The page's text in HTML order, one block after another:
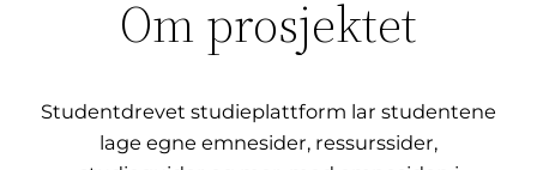
Om prosjektet
Studentdrevet studieplattform lar studentene
lage egne emnesider, ressurssider,